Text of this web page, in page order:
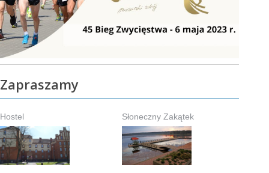
Zapraszamy
Hostel Słoneczny Zakątek